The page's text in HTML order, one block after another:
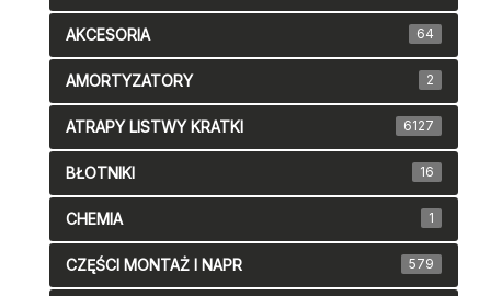
AKCESORIA 64
AMORTYZATORY 2
ATRAPY LISTWY KRATKI 6127
BŁOTNIKI 16
CHEMIA 1
CZĘŚCI MONTAŻ I NAPR 579